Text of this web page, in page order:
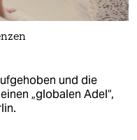
und die
„globalen Adel“,